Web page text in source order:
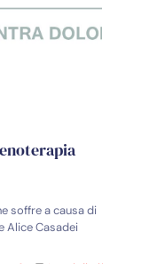
soffre a causa di
Alice Casadei